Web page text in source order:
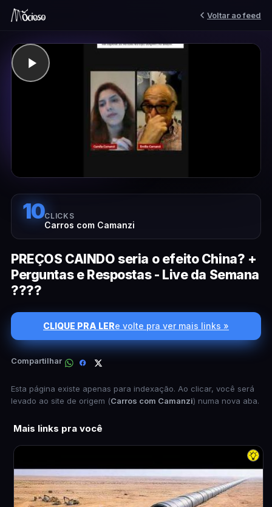
Voltar ao feed
10CLICKS
Carros com Camanzi
PREÇOS CAINDO seria o efeito China? +
Perguntas e Respostas - Live da Semana
????
CLIQUE PRA LERe volte pra ver mais links »
Compartilhar
Esta página existe apenas para indexação. Ao clicar, você será
levado ao site de origem (Carros com Camanzi) numa nova aba.
Mais links pra você